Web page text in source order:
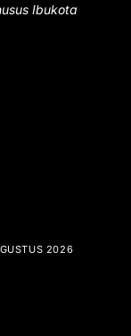
Ibukota
2026